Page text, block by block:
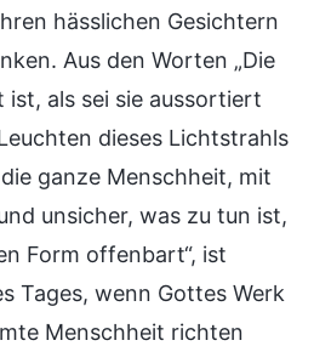
hässlichen Gesichtern
Aus den Worten „Die
ist, als sei sie aussortiert
dieses Lichtstrahls
ganze Menschheit, mit
unsicher, was zu tun ist,
Form offenbart“, ist
Tages, wenn Gottes Werk
Menschheit richten